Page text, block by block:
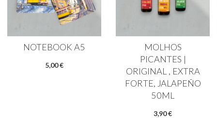
NOTEBOOK A5
5,00 €
MOLHOS
PICANTES |
ORIGINAL , EXTRA
FORTE, JALAPEÑO
50ML
3,90 €